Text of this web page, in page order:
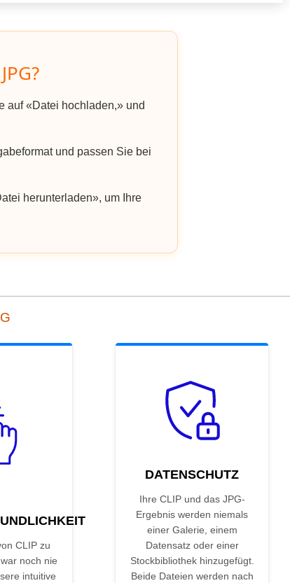
auf «Datei hochladen,» und
und passen Sie bei
herunterladen», um Ihre
CLIP zu
noch nie
intuitive
DATENSCHUTZ
Ihre CLIP und das JPG-
Ergebnis werden niemals
einer Galerie, einem
Datensatz oder einer
Stockbibliothek hinzugefügt.
Beide Dateien werden nach